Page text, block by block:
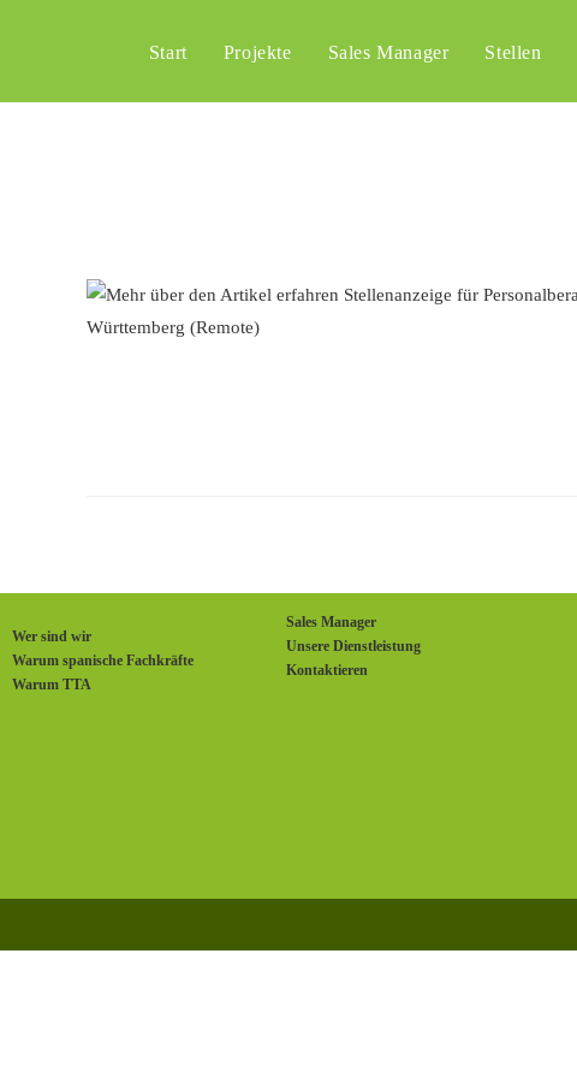
Start Projekte Sales Manager Stellen
Wer sind wir
Warum spanische Fachkräfte
Warum TTA
Sales Manager
Unsere Dienstleistung
Kontaktieren